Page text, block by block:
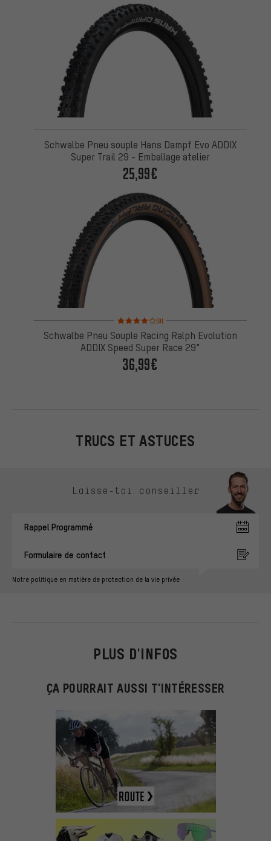
Schwalbe Pneu souple Hans Dampf Evo ADDIX
Super Trail 29 - Emballage atelier
25,99€
Note moyenne : 4 sur 5 d'après 9 avis
(9)
Schwalbe Pneu Souple Racing Ralph Evolution
ADDIX Speed Super Race 29"
36,99€
TRUCS ET ASTUCES
Laisse-toi conseiller
Rappel Programmé
Formulaire de contact
Notre politique en matière de protection de la vie privée
PLUS D'INFOS
ÇA POURRAIT AUSSI T'INTÉRESSER